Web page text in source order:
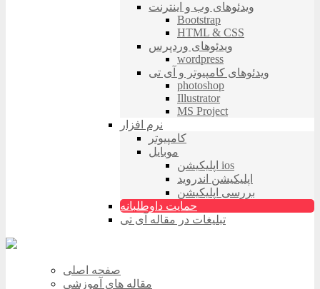
ویدئوهای وب و اینترنت
Bootstrap
HTML & CSS
ویدئوهای وردپرس
wordpress
ویدئوهای کامپیوتر و آی تی
photoshop
Illustrator
MS Project
نرم افزار
کامپیوتر
موبایل
اپلیکیشن ios
اپلیکیشن اندروید
بررسی اپلیکیشن
حمایت داوطلبانه
تبلیغات در مقاله آی تی
صفحه اصلی
مقاله های آموزشی